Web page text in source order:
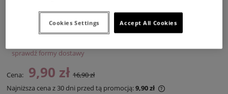
Dostępność:
duża ilość
Cena nie zawiera ewentualnych kosztów płatności
sprawdź formy dostawy
Cena: 9,90 zł 16,90 zł
Najniższa cena z 30 dni przed tą promocją:9,90 zł
Accept All Cookies
Cookies Settings